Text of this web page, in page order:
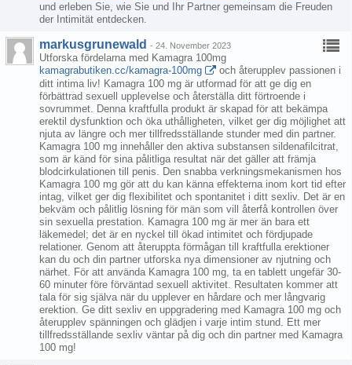
und erleben Sie, wie Sie und Ihr Partner gemeinsam die Freuden
der Intimität entdecken.
markusgrunewald - 24. November 2023
Utforska fördelarna med Kamagra 100mg
kamagrabutiken.cc/kamagra-100mg
och återupplev passionen i
ditt intima liv! Kamagra 100 mg är utformad för att ge dig en
förbättrad sexuell upplevelse och återställa ditt förtroende i
sovrummet. Denna kraftfulla produkt är skapad för att bekämpa
erektil dysfunktion och öka uthålligheten, vilket ger dig möjlighet att
njuta av längre och mer tillfredsställande stunder med din partner.
Kamagra 100 mg innehåller den aktiva substansen sildenafilcitrat,
som är känd för sina pålitliga resultat när det gäller att främja
blodcirkulationen till penis. Den snabba verkningsmekanismen hos
Kamagra 100 mg gör att du kan känna effekterna inom kort tid efter
intag, vilket ger dig flexibilitet och spontanitet i ditt sexliv. Det är en
bekväm och pålitlig lösning för män som vill återfå kontrollen över
sin sexuella prestation. Kamagra 100 mg är mer än bara ett
läkemedel; det är en nyckel till ökad intimitet och fördjupade
relationer. Genom att återuppta förmågan till kraftfulla erektioner
kan du och din partner utforska nya dimensioner av njutning och
närhet. För att använda Kamagra 100 mg, ta en tablett ungefär 30-
60 minuter före förväntad sexuell aktivitet. Resultaten kommer att
tala för sig själva när du upplever en hårdare och mer långvarig
erektion. Ge ditt sexliv en uppgradering med Kamagra 100 mg och
återupplev spänningen och glädjen i varje intim stund. Ett mer
tillfredsställande sexliv väntar på dig och din partner med Kamagra
100 mg!